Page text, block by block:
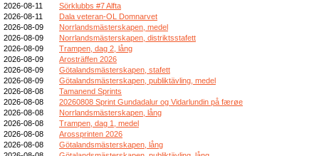
2026-08-11
Sörklubbs #7 Alfta
2026-08-11
Dala veteran-OL Domnarvet
2026-08-09
Norrlandsmästerskapen, medel
2026-08-09
Norrlandsmästerskapen, distriktsstafett
2026-08-09
Trampen, dag 2, lång
2026-08-09
Arosträffen 2026
2026-08-09
Götalandsmästerskapen, stafett
2026-08-09
Götalandsmästerskapen, publiktävling, medel
2026-08-08
Tamanend Sprints
2026-08-08
20260808 Sprint Gundadalur og Vidarlundin på færøe
2026-08-08
Norrlandsmästerskapen, lång
2026-08-08
Trampen, dag 1, medel
2026-08-08
Arossprinten 2026
2026-08-08
Götalandsmästerskapen, lång